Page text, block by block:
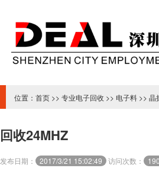
位置： 首页 >> 专业电子回收 >> 电子料 >> 晶
回收24MHZ
发布日期： 2017/3/21 15:02:49 访问次数：